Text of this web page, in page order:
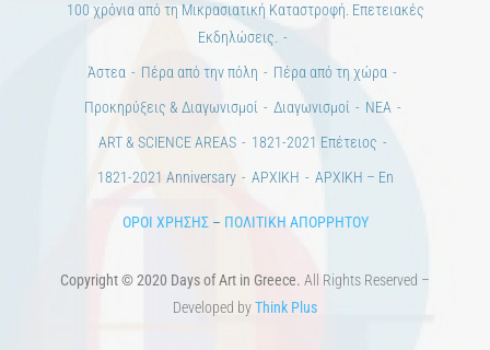
100 χρόνια από τη Μικρασιατική Καταστροφή. Επετειακές
Εκδηλώσεις.
Άστεα
Πέρα από την πόλη
Πέρα από τη χώρα
Προκηρύξεις & Διαγωνισμοί
Διαγωνισμοί
ΝΕΑ
ART & SCIENCE AREAS
1821-2021 Επέτειος
1821-2021 Anniversary
ΑΡΧΙΚΗ ΑΡΧΙΚΗ – En
ΟΡΟΙ ΧΡΗΣΗΣ– ΠΟΛΙΤΙΚΗ ΑΠΟΡΡΗΤΟΥ
Copyright © 2020 Days of Art in Greece. All Rights Reserved –
Developed byThink Plus